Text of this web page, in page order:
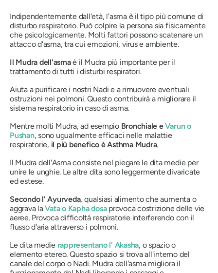
Indipendentemente dall'età, l'asma è il tipo più comune di
disturbo respiratorio. Può colpire la persona sia fisicamente
che psicologicamente. Molti fattori possono scatenare un
attacco d'asma, tra cui emozioni, virus e ambiente.
Il Mudra dell'asmaè il Mudra più importante per il
trattamento di tutti i disturbi respiratori.
Aiuta a purificare i nostri Nadi e a rimuovere eventuali
ostruzioni nei polmoni. Questo contribuirà a migliorare il
sistema respiratorio in caso di asma.
Mentre molti Mudra, ad esempio Bronchiale eVaruno
Pushan, sono ugualmente efficaci nelle malattie
respiratorie, il più benefico èAsthma Mudra.
Il Mudra dell'Asmaconsiste nel piegare le dita medie per
unire le unghie. Le altre dita sono leggermente divaricate
ed estese.
Secondo l'Ayurveda, qualsiasi alimento che aumenta o
aggrava laVatao Kapha dosaprovoca costrizione delle vie
aeree. Provoca difficoltà respiratorie interferendo con il
flusso d'aria attraverso i polmoni.
Le dita medie rappresentano l' Akasha, o spazio o
elemento etereo. Questo spazio si trova all'interno del
canale del corpo o Nadi. Mudra dell'asmamigliora il